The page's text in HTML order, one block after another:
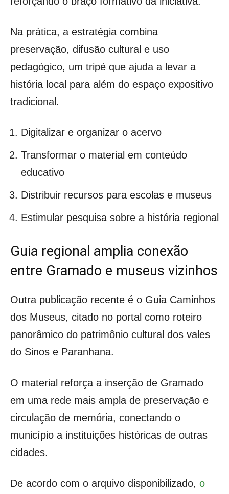
Na prática, a estratégia combina
preservação, difusão cultural e uso
pedagógico, um tripé que ajuda a levar a
história local para além do espaço expositivo
tradicional.
Digitalizar e organizar o acervo
Transformar o material em conteúdo
educativo
Distribuir recursos para escolas e museus
Estimular pesquisa sobre a história regional
Guia regional amplia conexão
entre Gramado e museus vizinhos
Outra publicação recente é o Guia Caminhos
dos Museus, citado no portal como roteiro
panorâmico do patrimônio cultural dos vales
do Sinos e Paranhana.
O material reforça a inserção de Gramado
em uma rede mais ampla de preservação e
circulação de memória, conectando o
município a instituições históricas de outras
cidades.
De acordo com o arquivo disponibilizado, o